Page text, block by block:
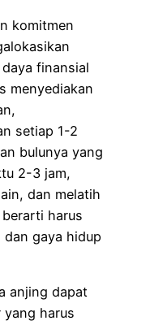
komitmen
finansial
menyediakan
setiap 1-2
bulunya yang
2-3 jam,
dan melatih
harus
gaya hidup
anjing dapat
yang harus